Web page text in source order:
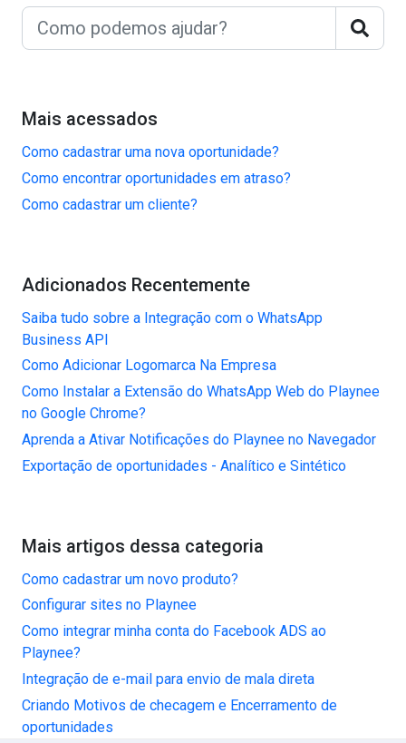
Mais acessados
Como cadastrar uma nova oportunidade?
Como encontrar oportunidades em atraso?
Como cadastrar um cliente?
Adicionados Recentemente
Saiba tudo sobre a Integração com o WhatsApp
Business API
Como Adicionar Logomarca Na Empresa
Como Instalar a Extensão do WhatsApp Web do Playnee
no Google Chrome?
Aprenda a Ativar Notificações do Playnee no Navegador
Exportação de oportunidades - Analítico e Sintético
Mais artigos dessa categoria
Como cadastrar um novo produto?
Configurar sites no Playnee
Como integrar minha conta do Facebook ADS ao
Playnee?
Integração de e-mail para envio de mala direta
Criando Motivos de checagem e Encerramento de
oportunidades